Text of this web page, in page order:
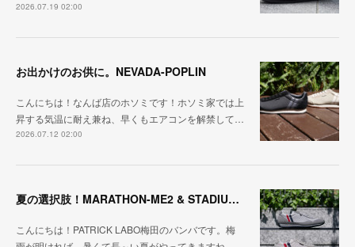
2026.07.19 02:00
お出かけのお供に。NEVADA-POPLIN
こんにちは！なんば店のホソミです！ホソミ家では上
昇する気温に耐え兼ね、早くもエアコンを解禁して…
2026.07.12 02:00
夏の選択肢！MARATHON-ME2 & STADIUM-ME2
こんにちは！PATRICK LABO梅田のバンバです。梅